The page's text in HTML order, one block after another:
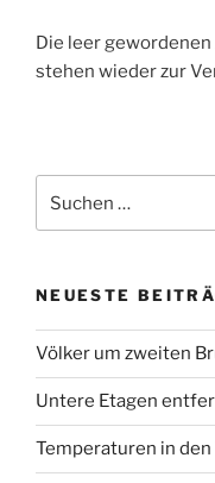
Die leer
stehen wieder zur
nach:
NEUESTE
Völker um zweiten
Untere Etagen
Temperaturen in den